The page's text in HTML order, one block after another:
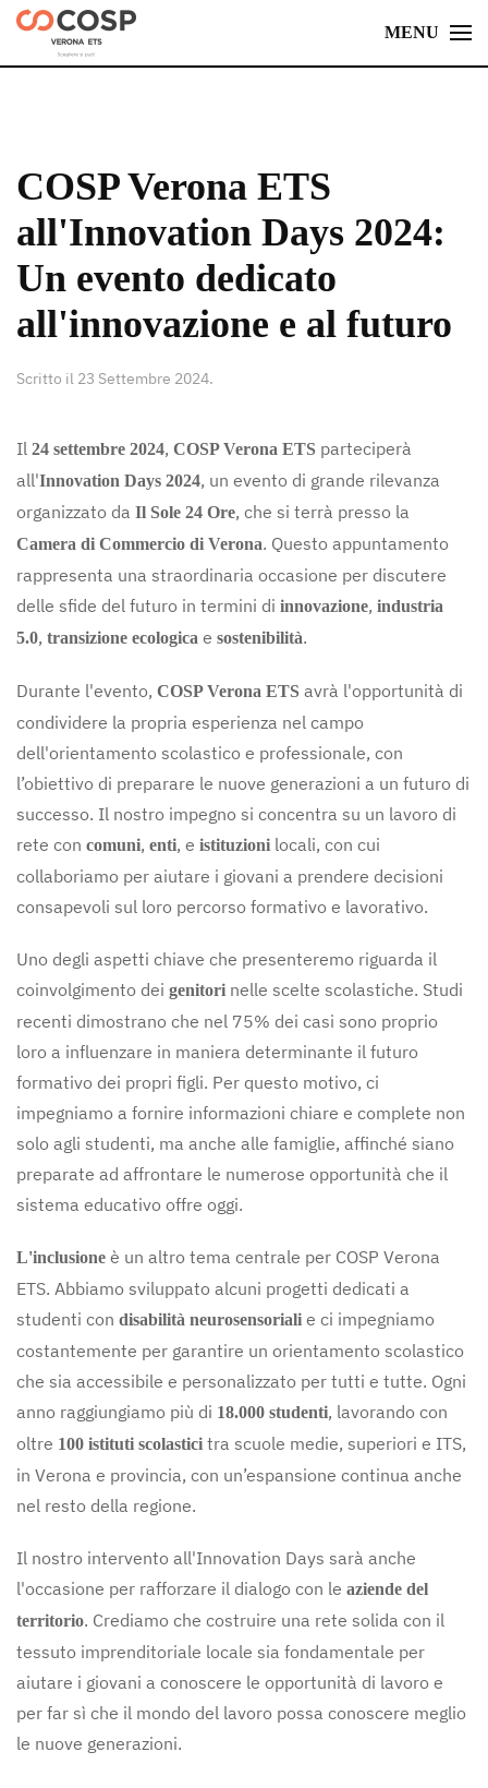
Skip
MENU
COSP Verona ETS
all'Innovation Days 2024:
Un evento dedicato
all'innovazione e al futuro
Scritto il 23 Settembre 2024.
Il 24 settembre 2024, COSP Verona ETS parteciperà
all'Innovation Days 2024, un evento di grande rilevanza
organizzato da Il Sole 24 Ore, che si terrà presso la
Camera di Commercio di Verona. Questo appuntamento
rappresenta una straordinaria occasione per discutere
delle sfide del futuro in termini di innovazione, industria
5.0, transizione ecologica e sostenibilità.
Durante l'evento, COSP Verona ETS avrà l'opportunità di
condividere la propria esperienza nel campo
dell'orientamento scolastico e professionale, con
l’obiettivo di preparare le nuove generazioni a un futuro di
successo. Il nostro impegno si concentra su un lavoro di
rete con comuni, enti, e istituzioni locali, con cui
collaboriamo per aiutare i giovani a prendere decisioni
consapevoli sul loro percorso formativo e lavorativo.
Uno degli aspetti chiave che presenteremo riguarda il
coinvolgimento dei genitori nelle scelte scolastiche. Studi
recenti dimostrano che nel 75% dei casi sono proprio
loro a influenzare in maniera determinante il futuro
formativo dei propri figli. Per questo motivo, ci
impegniamo a fornire informazioni chiare e complete non
solo agli studenti, ma anche alle famiglie, affinché siano
preparate ad affrontare le numerose opportunità che il
sistema educativo offre oggi.
L'inclusione è un altro tema centrale per COSP Verona
ETS. Abbiamo sviluppato alcuni progetti dedicati a
studenti con disabilità neurosensoriali e ci impegniamo
costantemente per garantire un orientamento scolastico
che sia accessibile e personalizzato per tutti e tutte. Ogni
anno raggiungiamo più di 18.000 studenti, lavorando con
oltre 100 istituti scolastici tra scuole medie, superiori e ITS,
in Verona e provincia, con un’espansione continua anche
nel resto della regione.
Il nostro intervento all'Innovation Days sarà anche
l'occasione per rafforzare il dialogo con le aziende del
territorio. Crediamo che costruire una rete solida con il
tessuto imprenditoriale locale sia fondamentale per
aiutare i giovani a conoscere le opportunità di lavoro e
per far sì che il mondo del lavoro possa conoscere meglio
le nuove generazioni.